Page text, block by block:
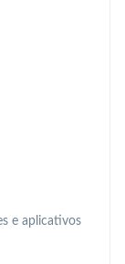
e aplicativos